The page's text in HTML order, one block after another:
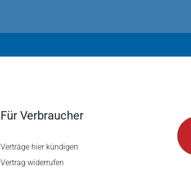
Für Verbraucher
Verträge hier kündigen
Vertrag widerrufen